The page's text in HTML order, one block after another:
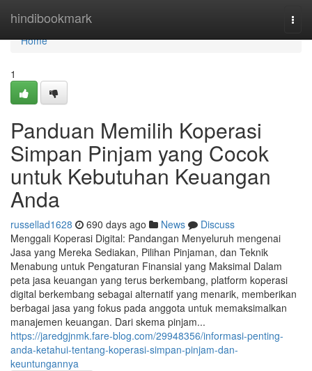
hindibookmark
Home
Home
1
Panduan Memilih Koperasi
Simpan Pinjam yang Cocok
untuk Kebutuhan Keuangan
Anda
russellad1628 690 days ago News
Discuss
Menggali Koperasi Digital: Pandangan Menyeluruh mengenai
Jasa yang Mereka Sediakan, Pilihan Pinjaman, dan Teknik
Menabung untuk Pengaturan Finansial yang Maksimal Dalam
peta jasa keuangan yang terus berkembang, platform koperasi
digital berkembang sebagai alternatif yang menarik, memberikan
berbagai jasa yang fokus pada anggota untuk memaksimalkan
manajemen keuangan. Dari skema pinjam...
https://jaredgjnmk.fare-blog.com/29948356/informasi-penting-
anda-ketahui-tentang-koperasi-simpan-pinjam-dan-
keuntungannya